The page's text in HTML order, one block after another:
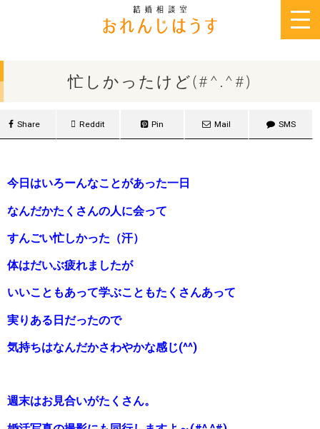
忙しかったけど(#^.^#)
Share Reddit Pin Mail SMS
今日はいろーんなことがあった一日
なんだかたくさんの人に会って
すんごい忙しかった（汗）
体はだいぶ疲れましたが
いいこともあって学ぶこともたくさんあって
実りある日だったので
気持ちはなんだかさわやかな感じ(^^)
週末はお見合いがたくさん。